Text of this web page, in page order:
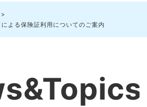
>
よる保険証利用についてのご案内